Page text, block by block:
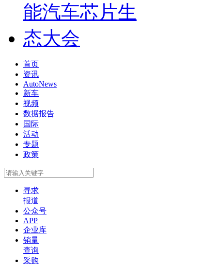
首页
资讯
AutoNews
新车
视频
数据报告
国际
活动
专题
政策
寻求
报道
公众号
APP
企业库
销量
查询
采购